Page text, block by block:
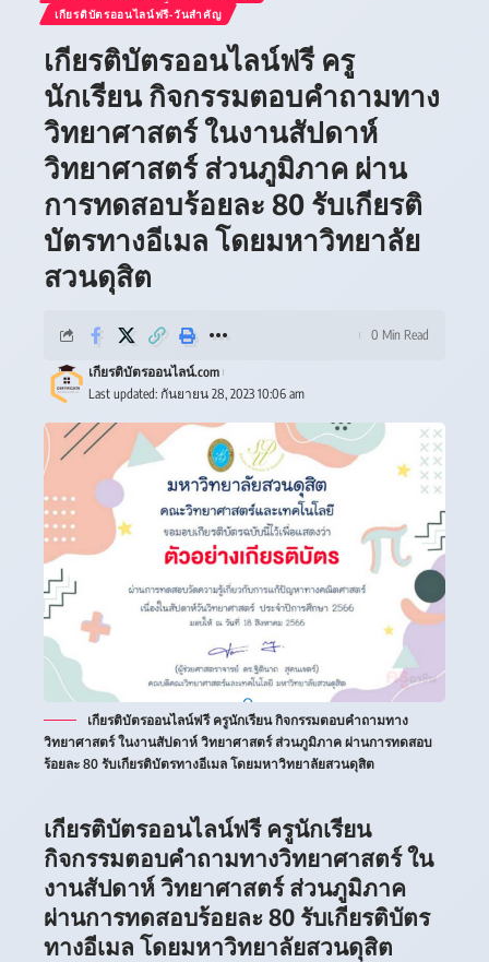
เกียรติบัตรออนไลน์ฟรี-วันสำคัญ
เกียรติบัตรออนไลน์ฟรี ครู
นักเรียน กิจกรรมตอบคำถามทาง
วิทยาศาสตร์ ในงานสัปดาห์
วิทยาศาสตร์ ส่วนภูมิภาค ผ่าน
การทดสอบร้อยละ 80 รับเกียรติ
บัตรทางอีเมล โดยมหาวิทยาลัย
สวนดุสิต
Last updated: กันยายน 28, 2023 10:06 am
เกียรติบัตรออนไลน์.com
0 Min Read
เกียรติบัตรออนไลน์ฟรี ครูนักเรียน กิจกรรมตอบคำถามทาง
วิทยาศาสตร์ ในงานสัปดาห์ วิทยาศาสตร์ ส่วนภูมิภาค ผ่านการทดสอบ
ร้อยละ 80 รับเกียรติบัตรทางอีเมล โดยมหาวิทยาลัยสวนดุสิต
เกียรติบัตรออนไลน์ฟรี ครูนักเรียน
กิจกรรมตอบคำถามทางวิทยาศาสตร์ ใน
งานสัปดาห์ วิทยาศาสตร์ ส่วนภูมิภาค
ผ่านการทดสอบร้อยละ 80 รับเกียรติบัตร
ทางอีเมล โดยมหาวิทยาลัยสวนดุสิต